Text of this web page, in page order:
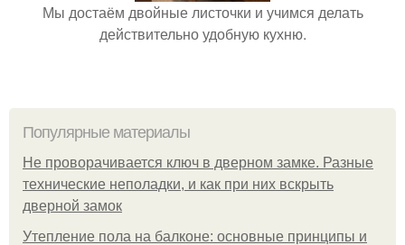
Мы достаём двойные листочки и учимся делать
действительно удобную кухню.
Популярные материалы
Не проворачивается ключ в дверном замке. Разные
технические неполадки, и как при них вскрыть
дверной замок
Утепление пола на балконе: основные принципы и